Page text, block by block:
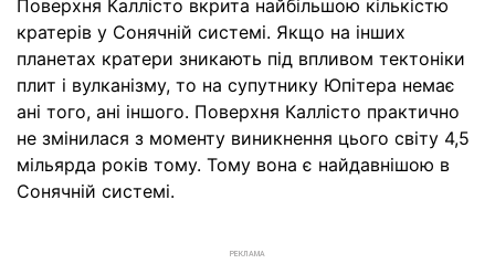
Поверхня Каллісто вкрита найбільшою кількістю
кратерів у Сонячній системі. Якщо на інших
планетах кратери зникають під впливом тектоніки
плит і вулканізму, то на супутнику Юпітера немає
ані того, ані іншого. Поверхня Каллісто практично
не змінилася з моменту виникнення цього світу 4,5
мільярда років тому. Тому вона є найдавнішою в
Сонячній системі.
РЕКЛАМА